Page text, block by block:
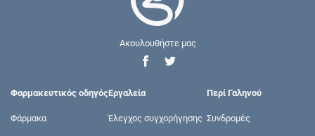
Ακουλουθήστε μας
Φαρμακευτικός οδηγός
Φάρμακα
Εργαλεία
Έλεγχος συγχορήγησης
Περί Γαληνού
Συνδρομές